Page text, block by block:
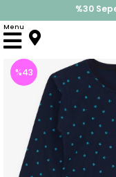
%30
İndirimlere
Menu
Anasayfa Pijama & İç
%43